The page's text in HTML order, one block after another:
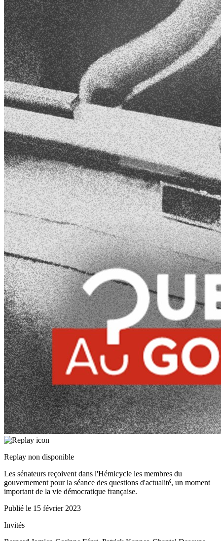
Replay non disponible
Les sénateurs reçoivent dans l'Hémicycle les membres du
gouvernement pour la séance des questions d'actualité, un moment
important de la vie démocratique française.
Publié le 15 février 2023
Invités